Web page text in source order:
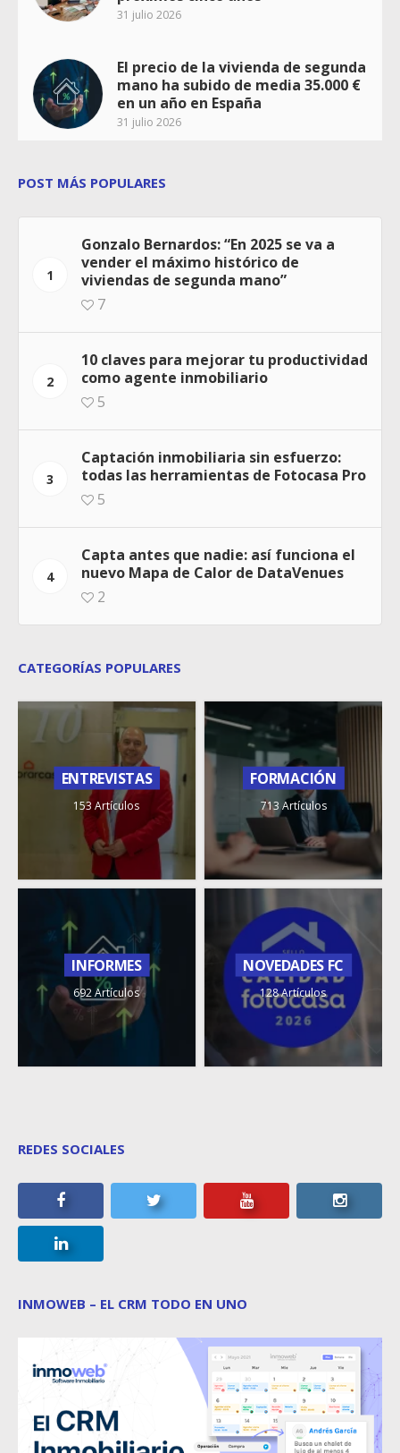
31 julio 2026
El precio de la vivienda de segunda
mano ha subido de media 35.000 €
en un año en España
31 julio 2026
POST MÁS POPULARES
1
Gonzalo Bernardos: “En 2025 se va a
vender el máximo histórico de
viviendas de segunda mano”
7
2
10 claves para mejorar tu productividad
como agente inmobiliario
5
3
Captación inmobiliaria sin esfuerzo:
todas las herramientas de Fotocasa Pro
5
4
Capta antes que nadie: así funciona el
nuevo Mapa de Calor de DataVenues
2
CATEGORÍAS POPULARES
ENTREVISTAS
153 Artículos
FORMACIÓN
713 Artículos
INFORMES
692 Artículos
NOVEDADES FC
128 Artículos
REDES SOCIALES
INMOWEB – EL CRM TODO EN UNO